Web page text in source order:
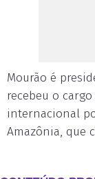
Mourão é
recebeu o
internacional
Amazônia, que